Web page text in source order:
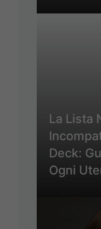
La Lista
Deck:
Ogni